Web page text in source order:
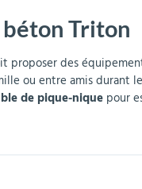
urbains
sécurité
publics &
sanitaires
extérieur
de Noël
& Billards Triton
des
ou entre amis
de pique-nique pour